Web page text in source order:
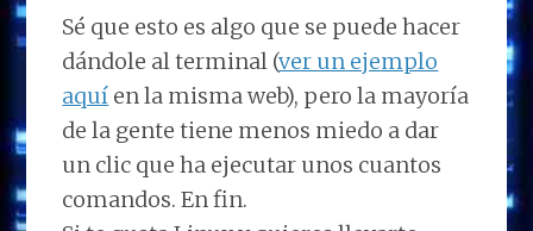
Sé que esto es algo que se puede hacer
dándole al terminal (ver un ejemplo
aquí en la misma web), pero la mayoría
de la gente tiene menos miedo a dar
un clic que ha ejecutar unos cuantos
comandos. En fin.